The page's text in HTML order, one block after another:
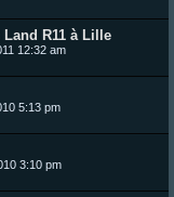
Land R11 à Lille
12:32 am
5:13 pm
3:10 pm